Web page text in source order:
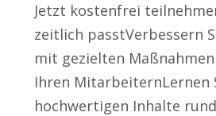
Jetzt kostenfrei
zeitlich passtVerbessern
mit gezielten Maßnahmen
Ihren MitarbeiternLernen
hochwertigen Inhalte